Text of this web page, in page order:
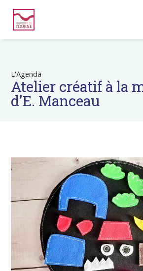
L'Agenda
Atelier créatif à la
d’E. Manceau